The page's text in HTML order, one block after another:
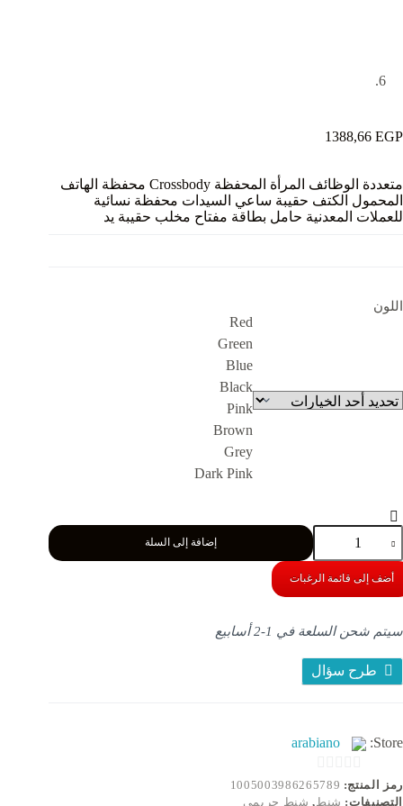
1388,66 EGP
متعددة الوظائف المرأة المحفظة Crossbody محفظة الهاتف
المحمول الكتف حقيبة ساعي السيدات محفظة نسائية
للعملات المعدنية حامل بطاقة مفتاح مخلب حقيبة يد
اللون
Red
Green
Blue
Black
Pink
Brown
Grey
Dark Pink
كمية
متعددة
الوظائف
المرأة
الهاتف
الكتف
حقيبة
نسائية
المعدنية
حامل
إضافة إلى السلة
أضف إلى قائمة الرغبات
سيتم شحن السلعة في 1-2 أسابيع
طرح سؤال
Store:
arabiano
0
رمز المنتج: 1005003986265789
التصنيفات: شنط , شنط حريمي